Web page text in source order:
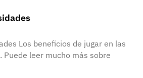
Los beneficios de jugar en las
Puede leer mucho más sobre